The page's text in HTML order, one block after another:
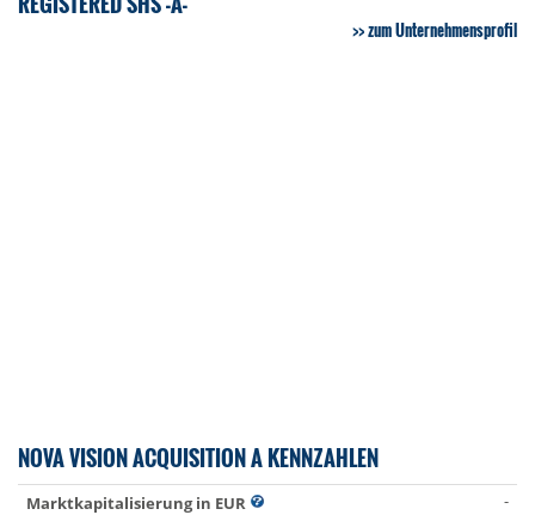
zum Unternehmensprofil
NOVA VISION ACQUISITION A KENNZAHLEN
Marktkapitalisierung in EUR
-